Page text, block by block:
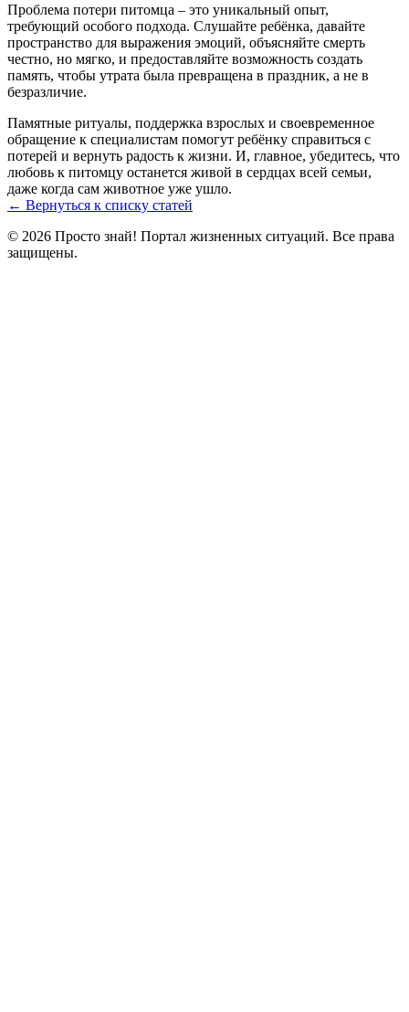
Проблема потери питомца – это уникальный опыт,
требующий особого подхода. Слушайте ребёнка, давайте
пространство для выражения эмоций, объясняйте смерть
честно, но мягко, и предоставляйте возможность создать
память, чтобы утрата была превращена в праздник, а не в
безразличие.
Памятные ритуалы, поддержка взрослых и своевременное
обращение к специалистам помогут ребёнку справиться с
потерей и вернуть радость к жизни. И, главное, убедитесь, что
любовь к питомцу останется живой в сердцах всей семьи,
даже когда сам животное уже ушло.
← Вернуться к списку статей
© 2026 Просто знай! Портал жизненных ситуаций. Все права
защищены.